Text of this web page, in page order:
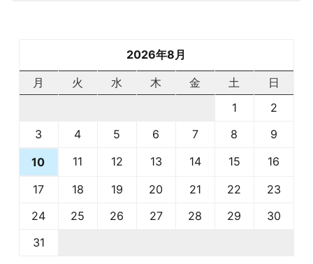
2026年8月
月
火 水 木 金 土
日
1
2
3
4 5 6 7 8
9
10
11 12 13 14 15
16
17
18 19 20 21 22
23
24
25 26 27 28 29
30
31